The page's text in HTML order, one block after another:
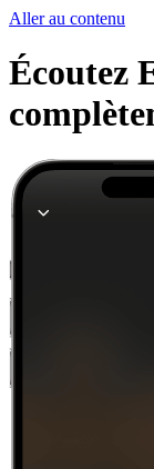
Aller au contenu
Écoutez